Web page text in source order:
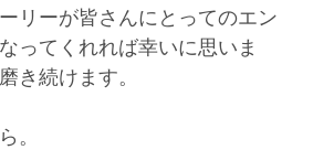
リーが皆さんにとってのエン
ってくれれば幸いに思いま
き続けます。
。